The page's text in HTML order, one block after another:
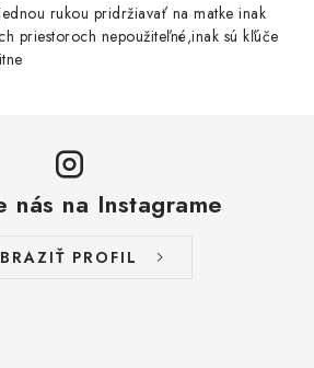
rukou pridržiavať na matke inak
priestoroch nepoužiteľné,inak sú kľúče
nás na Instagrame
PROFIL